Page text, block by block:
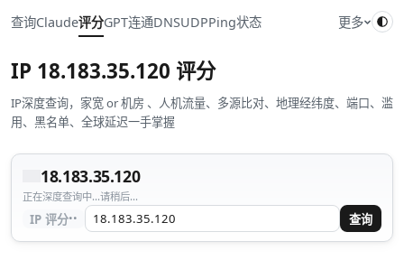
查询Claude评分GPT连通DNSUDPPing状态 更多
IP 18.183.35.120 评分
IP深度查询，家宽 or 机房 、人机流量、多源比对、地理经纬度、端口、滥
用、黑名单、全球延迟一手掌握
18.183.35.120
正在深度查询中...请稍后...
IP 评分·· 查询